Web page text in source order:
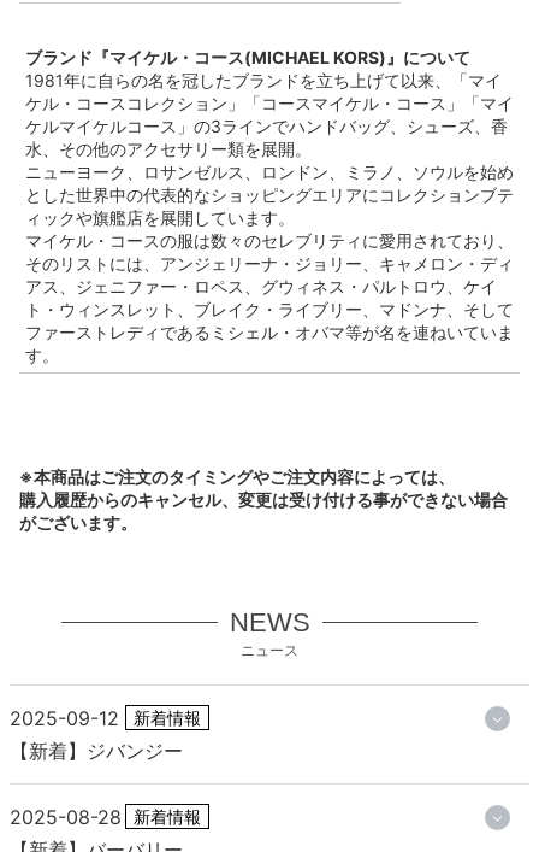
ブランド『マイケル・コース(MICHAEL KORS)』について
1981年に自らの名を冠したブランドを立ち上げて以来、「マイ
ケル・コースコレクション」「コースマイケル・コース」「マイ
ケルマイケルコース」の3ラインでハンドバッグ、シューズ、香
水、その他のアクセサリー類を展開。
ニューヨーク、ロサンゼルス、ロンドン、ミラノ、ソウルを始め
とした世界中の代表的なショッピングエリアにコレクションブテ
ィックや旗艦店を展開しています。
マイケル・コースの服は数々のセレブリティに愛用されており、
そのリストには、アンジェリーナ・ジョリー、キャメロン・ディ
アス、ジェニファー・ロペス、グウィネス・パルトロウ、ケイ
ト・ウィンスレット、ブレイク・ライブリー、マドンナ、そして
ファーストレディであるミシェル・オバマ等が名を連ねいていま
す。
※本商品はご注文のタイミングやご注文内容によっては、
購入履歴からのキャンセル、変更は受け付ける事ができない場合
がございます。
NEWS
ニュース
2025-09-12 新着情報
【新着】ジバンジー
2025-08-28 新着情報